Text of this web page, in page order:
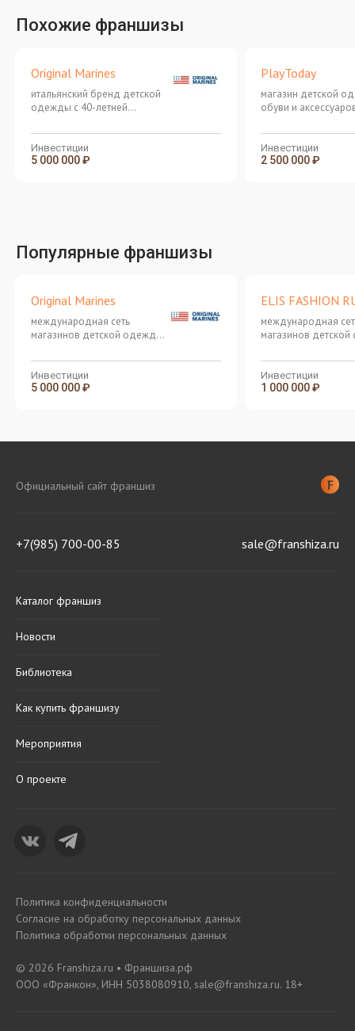
Похожие франшизы
Original Marines
итальянский бренд детской
одежды с 40-летней
Инвестиции
5 000 000 ₽
PlayToday
магазин детской
обуви и
Инвестиции
2 500 000 ₽
Популярные франшизы
Original Marines
международная сеть
магазинов детской одежды
Инвестиции
5 000 000 ₽
ELIS FASHION
международная
магазинов
Инвестиции
1 000 000 ₽
Официальный сайт франшиз
+7(985) 700-00-85 sale@franshiza.ru
Каталог франшиз
Новости
Библиотека
Как купить франшизу
Мероприятия
О проекте
Политика конфиденциальности
Согласие на обработку персональных данных
Политика обработки персональных данных
© 2026 Franshiza.ru • Франшиза.рф
ООО «Франкон», ИНН 5038080910, sale@franshiza.ru. 18+